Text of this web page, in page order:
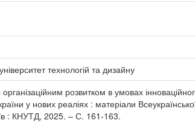
технологій та дизайну
розвитком в умовах
у нових реаліях : матеріали
: КНУТД, 2025. – С. 161-163.